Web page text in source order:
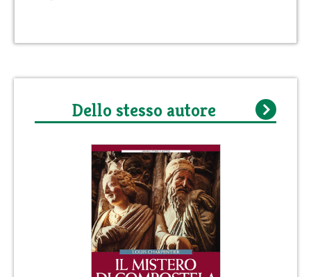
Dello stesso autore